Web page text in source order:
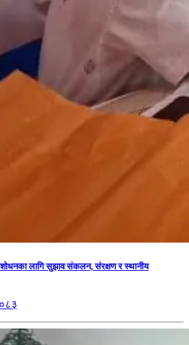
लागि सुझाव संकलन, संरक्षण र स्थानीय